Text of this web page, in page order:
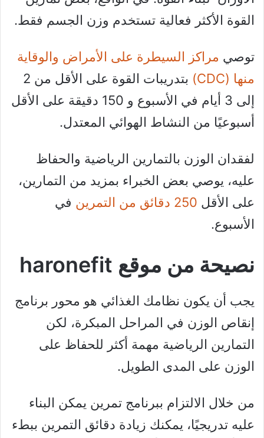
القوة الأكثر فعالية تستخدم وزن الجسم فقط.
توصي مراكز السيطرة على الأمراض والوقاية
منها (CDC)
بتدريبات القوة على الأقل من 2
إلى 3 أيام في الأسبوع و 150 دقيقة على الأقل
أسبوعيًا من النشاط الهوائي المعتدل.
لفقدان الوزن بالتمارين الرياضية والحفاظ
عليه، يوصي بعض الخبراء بمزيد من التمارين،
على الأقل 250 دقائق من التمرين
في
الأسبوع.
نصيحة من موقع haronefit
يجب أن يكون نظامك الغذائي هو محور برنامج
إنقاص الوزن في المراحل المبكرة، لكن
التمارين الرياضية مهمة أكثر للحفاظ على
الوزن على المدى الطويل.
من خلال الالتزام ببرنامج تمرين يمكن البناء
عليه تدريجيًا، يمكنك زيادة دقائق التمرين ببطء